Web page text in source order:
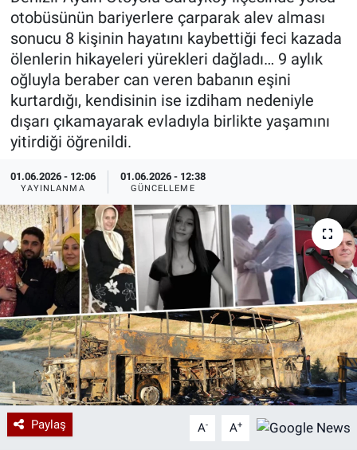
otobüsünün bariyerlere çarparak alev alması
sonucu 8 kişinin hayatını kaybettiği feci kazada
ölenlerin hikayeleri yürekleri dağladı… 9 aylık
oğluyla beraber can veren babanın eşini
kurtardığı, kendisinin ise izdiham nedeniyle
dışarı çıkamayarak evladıyla birlikte yaşamını
yitirdiği öğrenildi.
01.06.2026 - 12:06
YAYINLANMA
01.06.2026 - 12:38
GÜNCELLEME
Paylaş A- A+
Özel Haberler
Yazarlar
Dünya
Medya
Özel Haberler
Kadın
Erişim Bilgileri
Sağlık
Teknoloji
Ramazan
Haber Arşivi